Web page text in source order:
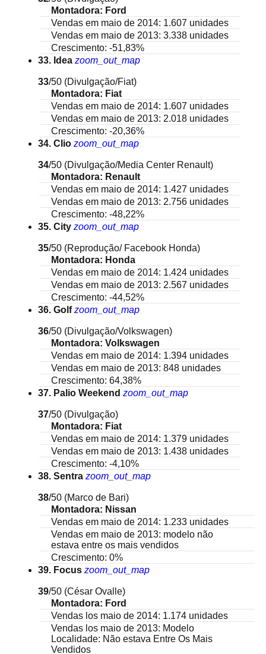
Montadora: Ford
Vendas em maio de 2014: 1.607 unidades
Vendas em maio de 2013: 3.338 unidades
Crescimento: -51,83%
33. Idea zoom_out_map
33/50 (Divulgação/Fiat)
Montadora: Fiat
Vendas em maio de 2014: 1.607 unidades
Vendas em maio de 2013: 2.018 unidades
Crescimento: -20,36%
34. Clio zoom_out_map
34/50 (Divulgação/Media Center Renault)
Montadora: Renault
Vendas em maio de 2014: 1.427 unidades
Vendas em maio de 2013: 2.756 unidades
Crescimento: -48,22%
35. City zoom_out_map
35/50 (Reprodução/ Facebook Honda)
Montadora: Honda
Vendas em maio de 2014: 1.424 unidades
Vendas em maio de 2013: 2.567 unidades
Crescimento: -44,52%
36. Golf zoom_out_map
36/50 (Divulgação/Volkswagen)
Montadora: Volkswagen
Vendas em maio de 2014: 1.394 unidades
Vendas em maio de 2013: 848 unidades
Crescimento: 64,38%
37. Palio Weekend zoom_out_map
37/50 (Divulgação)
Montadora: Fiat
Vendas em maio de 2014: 1.379 unidades
Vendas em maio de 2013: 1.438 unidades
Crescimento: -4,10%
38. Sentra zoom_out_map
38/50 (Marco de Bari)
Montadora: Nissan
Vendas em maio de 2014: 1.233 unidades
Vendas em maio de 2013: modelo não
estava entre os mais vendidos
Crescimento: 0%
39. Focus zoom_out_map
39/50 (César Ovalle)
Montadora: Ford
Vendas los maio de 2014: 1.174 unidades
Vendas los maio de 2013: Modelo
Localidade: Não estava Entre Os Mais
Vendidos